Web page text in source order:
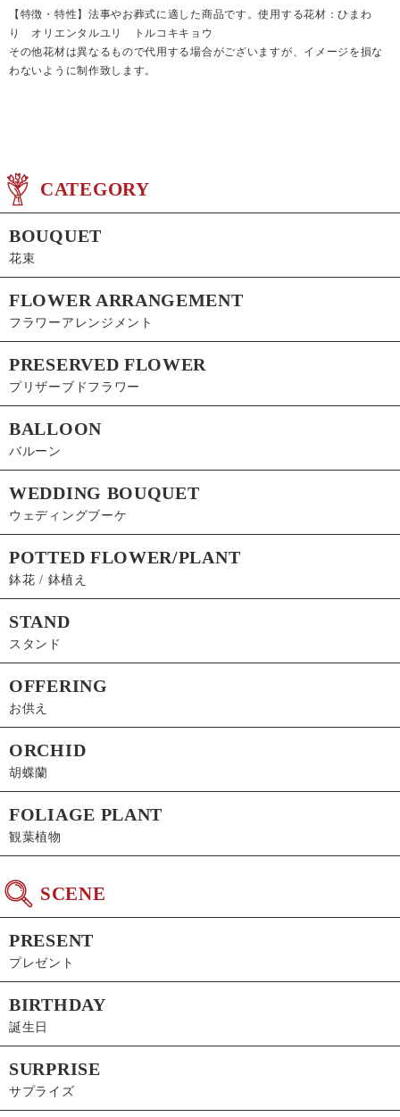
【特徴・特性】法事やお葬式に適した商品です。使用する花材：ひまわ
り オリエンタルユリ トルコキキョウ
その他花材は異なるもので代用する場合がございますが、イメージを損な
わないように制作致します。
CATEGORY
BOUQUET
花束
FLOWER ARRANGEMENT
フラワーアレンジメント
PRESERVED FLOWER
プリザーブドフラワー
BALLOON
バルーン
WEDDING BOUQUET
ウェディングブーケ
POTTED FLOWER/PLANT
鉢花 / 鉢植え
STAND
スタンド
OFFERING
お供え
ORCHID
胡蝶蘭
FOLIAGE PLANT
観葉植物
SCENE
PRESENT
プレゼント
BIRTHDAY
誕生日
SURPRISE
サプライズ